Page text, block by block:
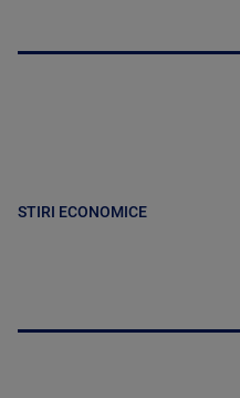
STIRI ECONOMICE